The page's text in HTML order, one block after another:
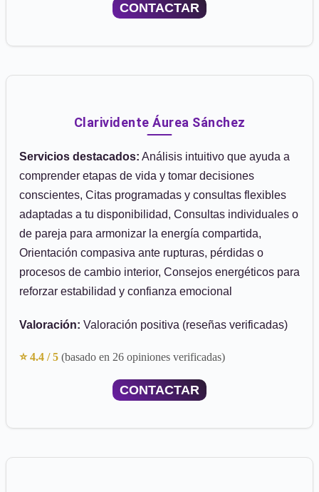
CONTACTAR
Clarividente Áurea Sánchez
Servicios destacados: Análisis intuitivo que ayuda a
comprender etapas de vida y tomar decisiones
conscientes, Citas programadas y consultas flexibles
adaptadas a tu disponibilidad, Consultas individuales o
de pareja para armonizar la energía compartida,
Orientación compasiva ante rupturas, pérdidas o
procesos de cambio interior, Consejos energéticos para
reforzar estabilidad y confianza emocional
Valoración: Valoración positiva (reseñas verificadas)
⭐ 4.4 / 5 (basado en 26 opiniones verificadas)
CONTACTAR